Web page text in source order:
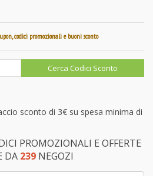
codici promozionali e buoni sconto
sconto di 3€ su spesa minima di
PROMOZIONALI E OFFERTE
DA 239NEGOZI